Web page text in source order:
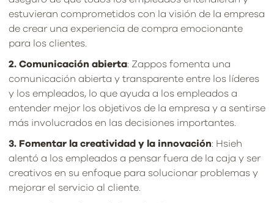
estuvieran comprometidos con la visión de la empresa
de crear una experiencia de compra emocionante
para los clientes.
2. Comunicación abierta: Zappos fomenta una
comunicación abierta y transparente entre los líderes
y los empleados, lo que ayuda a los empleados a
entender mejor los objetivos de la empresa y a sentirse
más involucrados en las decisiones importantes.
3. Fomentar la creatividad y la innovación: Hsieh
alentó a los empleados a pensar fuera de la caja y ser
creativos en su enfoque para solucionar problemas y
mejorar el servicio al cliente.